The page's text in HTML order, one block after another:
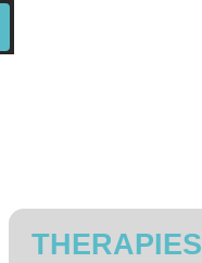
▼
THERAPIES